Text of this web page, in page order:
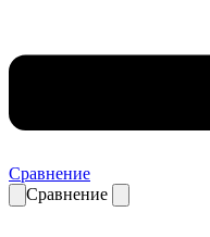
Сравнение
Сравнение